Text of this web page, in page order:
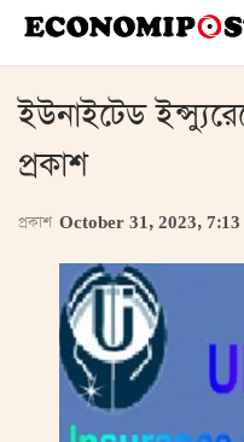
ইউনাইটেড
প্রকাশ
প্রকাশ October 31, 2023, 7:13